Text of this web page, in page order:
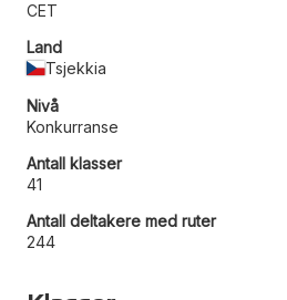
CET
Land
Tsjekkia
Nivå
Konkurranse
Antall klasser
41
Antall deltakere med ruter
244